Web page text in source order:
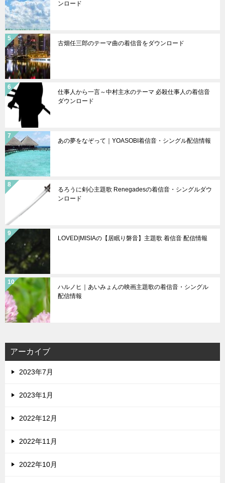
ンロード
古畑任三郎のテーマ曲の着信音をダウンロード
仕事人から一言～中村主水のテーマ 必殺仕事人の着信音
ダウンロード
あの夢をなぞって｜YOASOBI着信音・シングル配信情報
るろうに剣心主題歌 Renegadesの着信音・シングルダウ
ンロード
LOVED|MISIAの【居眠り磐音】主題歌 着信音 配信情報
ハルノヒ｜あいみょんの映画主題歌の着信音・シングル
配信情報
アーカイブ
2023年7月
2023年1月
2022年12月
2022年11月
2022年10月